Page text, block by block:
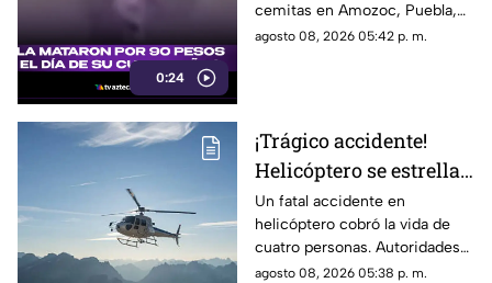
0:24
cemitas en Amozoc, Puebla,
cuando presuntamente un
agosto 08, 2026 05:42 p. m.
¡Trágico accidente!
Helicóptero se estrella
en zona boscosa y
mueren cuatro
personas
Un fatal accidente en
helicóptero cobró la vida de
cuatro personas. Autoridades
confirmaron que la aeronave
agosto 08, 2026 05:38 p. m.